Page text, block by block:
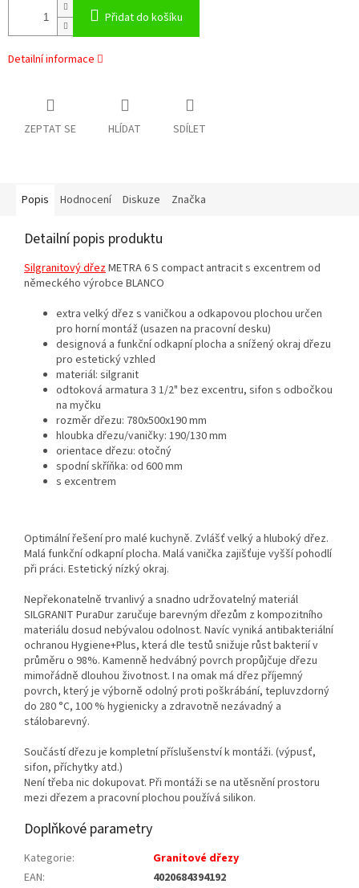
Přidat do košíku
Detailní informace
ZEPTAT SE HLÍDAT SDÍLET
Popis Hodnocení Diskuze Značka
Detailní popis produktu
Silgranitový dřezMETRA 6 S compact antracit s excentrem od
německého výrobce BLANCO
extra velký dřez s vaničkou a odkapovou plochou určen
pro horní montáž (usazen na pracovní desku)
designová a funkční odkapní plocha a snížený okraj dřezu
pro estetický vzhled
materiál: silgranit
odtoková armatura 3 1/2" bez excentru, sifon s odbočkou
na myčku
rozměr dřezu: 780x500x190 mm
hloubka dřezu/vaničky: 190/130 mm
orientace dřezu: otočný
spodní skříňka: od 600 mm
s excentrem
Optimální řešení pro malé kuchyně. Zvlášť velký a hluboký dřez.
Malá funkční odkapní plocha. Malá vanička zajišťuje vyšší pohodlí
při práci. Estetický nízký okraj.
Nepřekonatelně trvanlivý a snadno udržovatelný materiál
SILGRANIT PuraDur zaručuje barevným dřezům z kompozitního
materiálu dosud nebývalou odolnost. Navíc vyniká antibakteriální
ochranou Hygiene+Plus, která dle testů snižuje růst bakterií v
průměru o 98%. Kamenně hedvábný povrch propůjčuje dřezu
mimořádně dlouhou životnost. I na omak má dřez příjemný
povrch, který je výborně odolný proti poškrábání, tepluvzdorný
do 280 °C, 100 % hygienicky a zdravotně nezávadný a
stálobarevný.
Součástí dřezu je kompletní příslušenství k montáži. (výpusť,
sifon, příchytky atd.)
Není třeba nic dokupovat. Při montáži se na utěsnění prostoru
mezi dřezem a pracovní plochou používá silikon.
Doplňkové parametry
Kategorie:
Granitové dřezy
EAN:
4020684394192